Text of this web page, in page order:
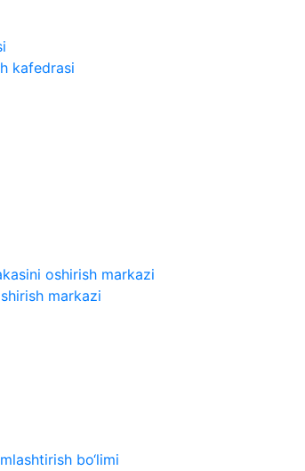
kafedrasi
oshirish markazi
markazi
bo‘limi